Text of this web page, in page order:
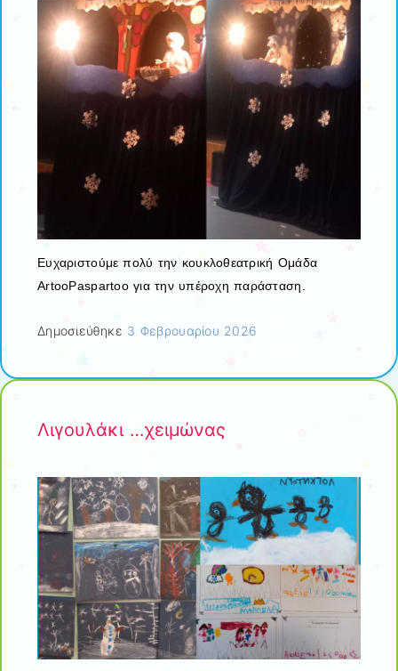
Ευχαριστούμε πολύ την κουκλοθεατρική Ομάδα
ArtooPaspartooγια την υπέροχη παράσταση.
Δημοσιεύθηκε 3 Φεβρουαρίου 2026
Λιγουλάκι …χειμώνας